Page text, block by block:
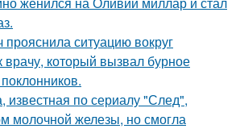
прояснила ситуацию вокруг
врачу, который вызвал бурное
известная по сериалу "След",
молочной железы, но смогла